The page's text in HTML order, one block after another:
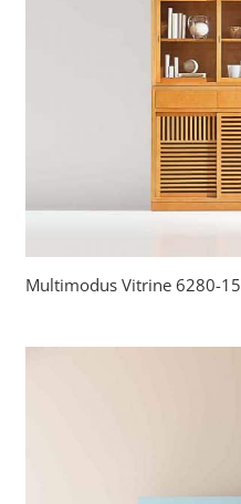
Multimodus Vitrine 6280-15